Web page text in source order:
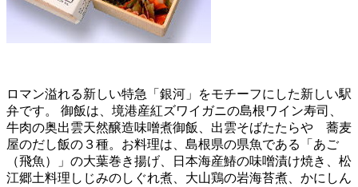
ロマン溢れる新しい特急「銀河」をモチーフにした新しい駅
弁です。 御飯は、境港産紅ズワイガニの島根ワイン寿司、
牛肉の奥出雲天然醸造味噌煮御飯、出雲そばたたらや 蕎麦
屋のだし飯の３種。お料理は、島根県の県魚である「あご
（飛魚）」の大葉巻き揚げ、日本海産鰆の味噌漬け焼き、松
江郷土料理しじみのしぐれ煮、大山鶏の岩海苔煮、かにしん